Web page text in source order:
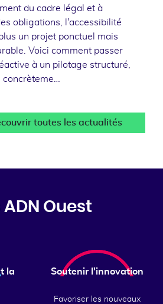
du cadre légal et à
obligations, l'accessibilité
un projet ponctuel mais
Voici comment passer
à un pilotage structuré,
toutes les actualités
Ouest
la
Soutenir l'innovation
Favoriser les nouveaux